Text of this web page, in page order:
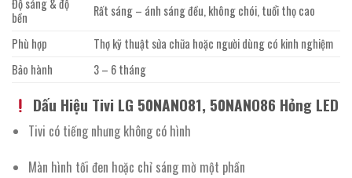
Độ sáng & độ
bền
Rất sáng – ánh sáng đều, không chói, tuổi thọ cao
Phù hợp
Thợ kỹ thuật sửa chữa hoặc người dùng có kinh nghiệm
Bảo hành
3 – 6 tháng
Dấu Hiệu Tivi LG 50NANO81, 50NANO86 Hỏng LED
Tivi có tiếng nhưng không có hình
Màn hình tối đen hoặc chỉ sáng mờ một phần